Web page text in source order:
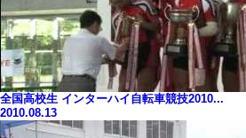
全国高校生 インターハイ自転車競技2010...
2010.08.13